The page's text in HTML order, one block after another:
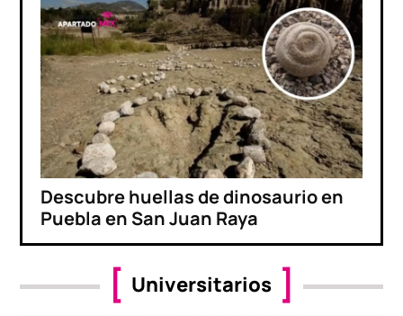
Descubre huellas de dinosaurio en
Puebla en San Juan Raya
Universitarios